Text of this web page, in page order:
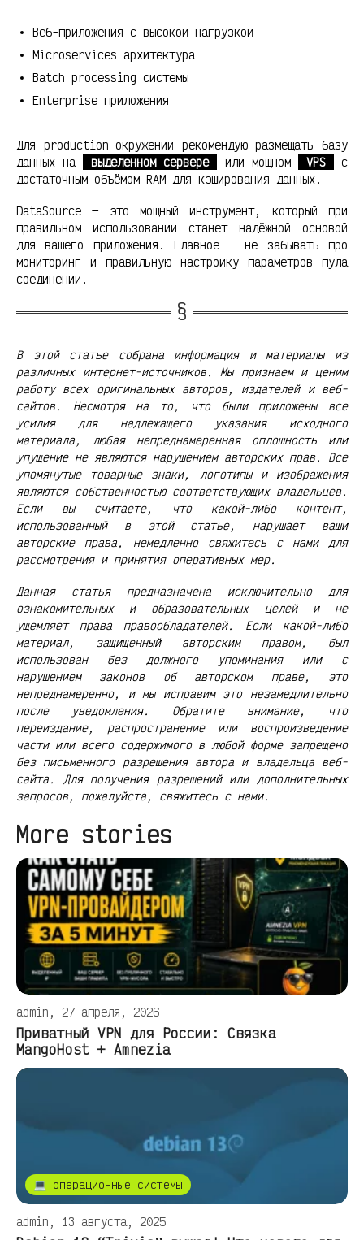
Веб-приложения с высокой нагрузкой
Microservices архитектура
Batch processing системы
Enterprise приложения
Для production-окружений рекомендую размещать базу
данных на
выделенном сервере или мощном VPS
с
достаточным объёмом RAM для кэширования данных.
DataSource — это мощный инструмент, который при
правильном использовании станет надёжной основой
для вашего приложения. Главное — не забывать про
мониторинг и правильную настройку параметров пула
соединений.
В этой статье собрана информация и материалы из
различных интернет-источников. Мы признаем и ценим
работу всех оригинальных авторов, издателей и веб-
сайтов. Несмотря на то, что были приложены все
усилия для надлежащего указания исходного
материала, любая непреднамеренная оплошность или
упущение не являются нарушением авторских прав. Все
упомянутые товарные знаки, логотипы и изображения
являются собственностью соответствующих владельцев.
Если вы считаете, что какой-либо контент,
использованный в этой статье, нарушает ваши
авторские права, немедленно свяжитесь с нами для
рассмотрения и принятия оперативных мер.
Данная статья предназначена исключительно для
ознакомительных и образовательных целей и не
ущемляет права правообладателей. Если какой-либо
материал, защищенный авторским правом, был
использован без должного упоминания или с
нарушением законов об авторском праве, это
непреднамеренно, и мы исправим это незамедлительно
после уведомления. Обратите внимание, что
переиздание, распространение или воспроизведение
части или всего содержимого в любой форме запрещено
без письменного разрешения автора и владельца веб-
сайта. Для получения разрешений или дополнительных
запросов, пожалуйста, свяжитесь с нами.
More stories
admin, 27 апреля, 2026
Приватный VPN для России: Связка
MangoHost + Amnezia
💻 операционные системы
admin, 13 августа, 2025